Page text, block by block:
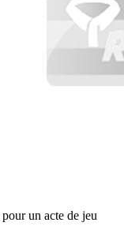
un acte de jeu